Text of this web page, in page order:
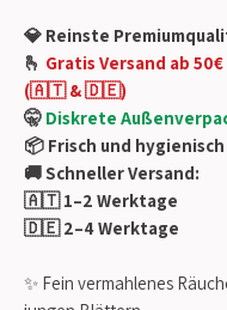
💎 Reinste
🫰 Gratis Versand ab
(🇦🇹 & 🇩🇪)
🤫 Diskrete
📦 Frisch und
🚚 Schneller Versand:
🇦🇹 1–2 Werktage
🇩🇪 2–4 Werktage
✨ Fein vermahlenes